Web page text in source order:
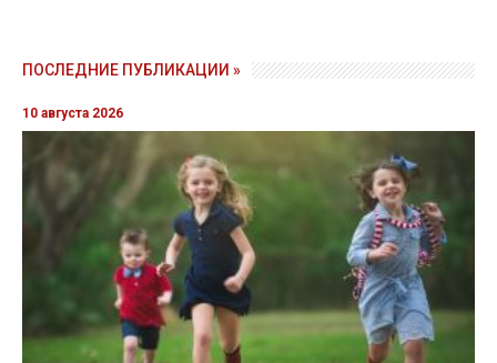
ПОСЛЕДНИЕ ПУБЛИКАЦИИ »
10 августа 2026